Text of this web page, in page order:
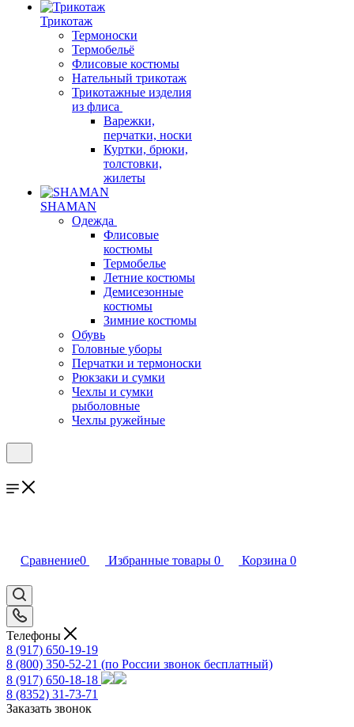
Трикотаж
Термоноски
Термобельё
Флисовые костюмы
Нательный трикотаж
Трикотажные изделия
из флиса
Варежки,
перчатки, носки
Куртки, брюки,
толстовки,
жилеты
SHAMAN
Одежда
Флисовые
костюмы
Термобелье
Летние костюмы
Демисезонные
костюмы
Зимние костюмы
Обувь
Головные уборы
Перчатки и термоноски
Рюкзаки и сумки
Чехлы и сумки
рыболовные
Чехлы ружейные
Сравнение0 Избранные товары 0 Корзина 0
Телефоны
8 (917) 650-19-19
8 (800) 350-52-21 (по России звонок бесплатный)
8 (917) 650-18-18
8 (8352) 31-73-71
Заказать звонок